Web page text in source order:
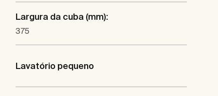
Largura da cuba (mm):
375
Lavatório pequeno